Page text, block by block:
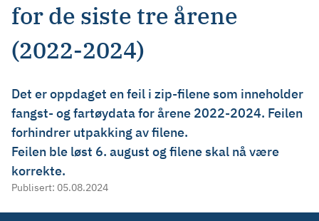
for de siste tre årene
(2022-2024)
Det er oppdaget en feil i zip-filene som inneholder
fangst- og fartøydata for årene 2022-2024. Feilen
forhindrer utpakking av filene.
Feilen ble løst 6. august og filene skal nå være
korrekte.
Publisert: 05.08.2024